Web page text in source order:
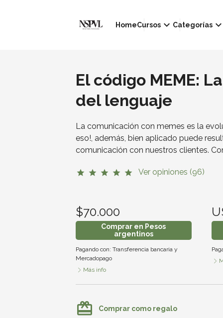
HomeCursos keyboard_arrow_down Categorías keyboard_arrow_down
El código MEME:
del lenguaje
La comunicación con memes es la
eso!, además, bien aplicado puede
comunicación con nuestros clientes.
star star star star star Ver opiniones (96)
$70.000
Comprar en Pesos
argentinos
Pagando con:Transferencia bancaria y
Mercadopago
Más info
card_giftcard Comprar como regalo